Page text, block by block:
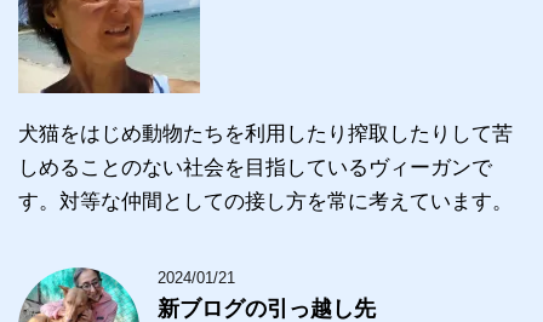
犬猫をはじめ動物たちを利用したり搾取したりして苦
しめることのない社会を目指しているヴィーガンで
す。対等な仲間としての接し方を常に考えています。
2024/01/21
新ブログの引っ越し先